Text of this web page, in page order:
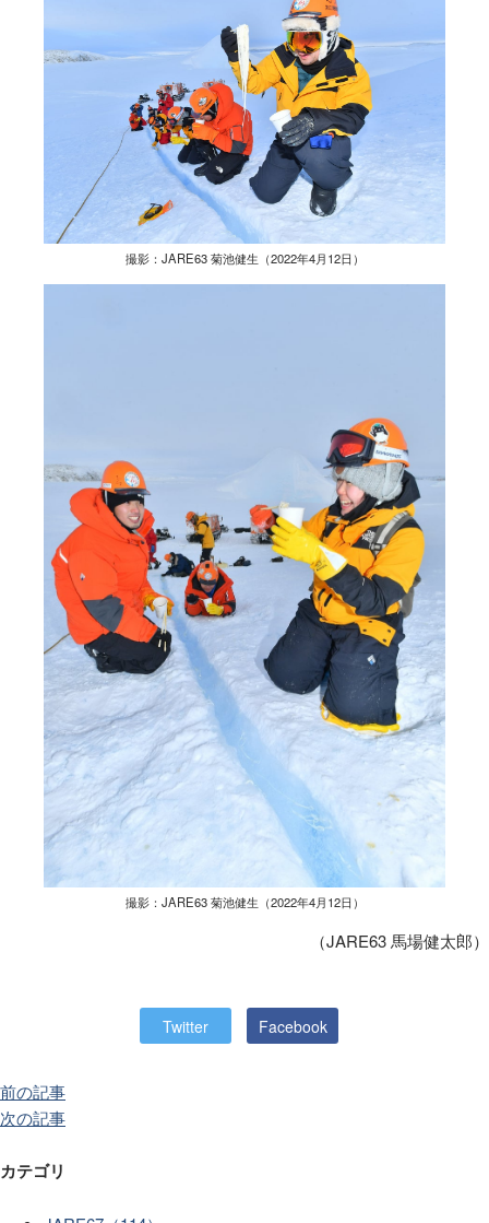
撮影：JARE63 菊池健生（2022年4月12日）
撮影：JARE63 菊池健生（2022年4月12日）
（JARE63 馬場健太郎）
Twitter Facebook
前の記事
次の記事
カテゴリ